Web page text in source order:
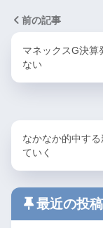
前の記事
マネックスG決算
ない
なかなか的中す
ていく
最近の投